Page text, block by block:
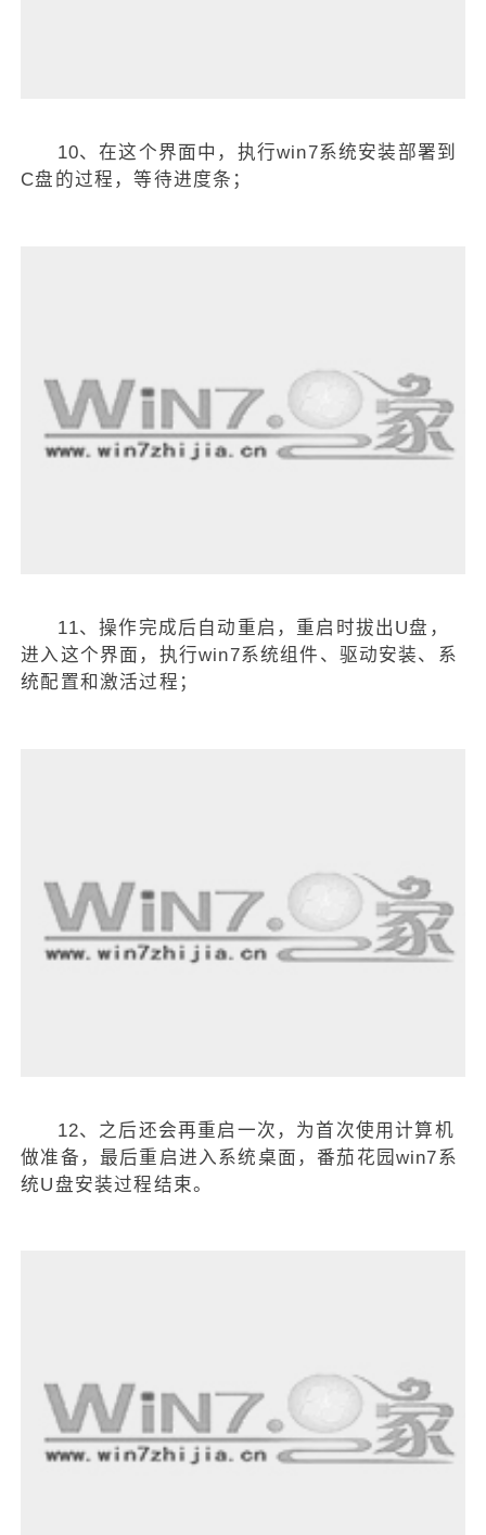
10、在这个界面中，执行win7系统安装部署到
C盘的过程，等待进度条；
11、操作完成后自动重启，重启时拔出U盘，
进入这个界面，执行win7系统组件、驱动安装、系
统配置和激活过程；
12、之后还会再重启一次，为首次使用计算机
做准备，最后重启进入系统桌面，番茄花园win7系
统U盘安装过程结束。